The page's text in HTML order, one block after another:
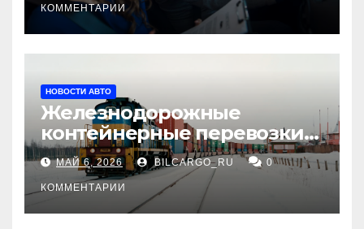
КОММЕНТАРИИ
НОВОСТИ АВТО
Железнодорожные
контейнерные перевозки
из Китая в Россию:
маршруты, сроки и
требования
МАЙ 6, 2026 BILCARGO_RU 0
КОММЕНТАРИИ